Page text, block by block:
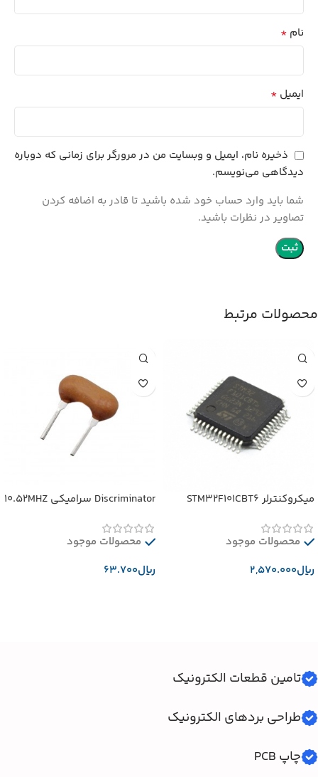
نام *
ایمیل *
ذخیره نام، ایمیل و وبسایت من در مرورگر برای زمانی که دوباره
دیدگاهی می‌نویسم.
شما باید وارد حساب خود شده باشید تا قادر به اضافه کردن
تصاویر در نظرات باشید.
محصولات مرتبط
میکروکنترلر STM32F101CBT6
محصولات موجود
﷼
Discriminator سرامیکی 10.52MHZ
محصولات موجود
﷼
تامین قطعات الکترونیک
طراحی بردهای الکترونیک
چاپ PCB